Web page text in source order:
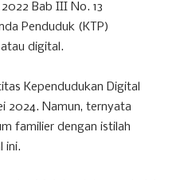
Bab III No. 13
Penduduk (KTP)
digital.
Kependudukan Digital
2024. Namun, ternyata
familier dengan istilah
ini.